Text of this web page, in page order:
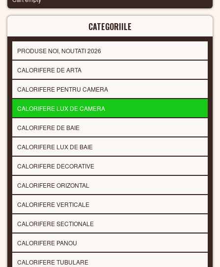
CATEGORIILE
PRODUSE NOI, NOUTATI 2026
CALORIFERE DE ARTA
CALORIFERE PENTRU CAMERA
CALORIFERE LUX DE CAMERA
CALORIFERE DE BAIE
CALORIFERE LUX DE BAIE
CALORIFERE DECORATIVE
CALORIFERE ORIZONTAL
CALORIFERE VERTICALE
CALORIFERE SECTIONALE
CALORIFERE PANOU
CALORIFERE TUBULARE